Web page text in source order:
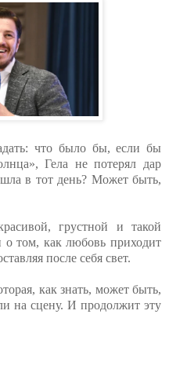
что было бы, если бы
Гела не потерял дар
в тот день? Может быть,
грустной и такой
о том, как любовь приходит
после себя свет.
как знать, может быть,
на сцену. И продолжит эту